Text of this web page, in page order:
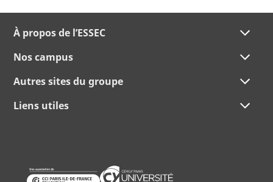
À propos de l’ESSEC
Nos campus
Autres sites du groupe
Liens utiles